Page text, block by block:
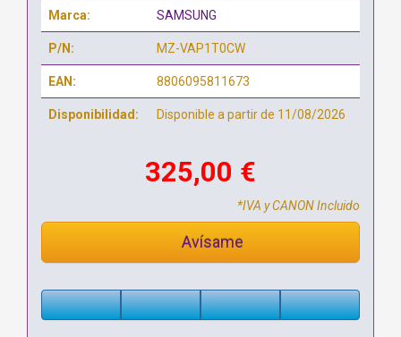
Marca: SAMSUNG
P/N: MZ-VAP1T0CW
EAN: 8806095811673
Disponibilidad: Disponible a partir de 11/08/2026
325,00 €
*IVA y CANON Incluido
Avísame